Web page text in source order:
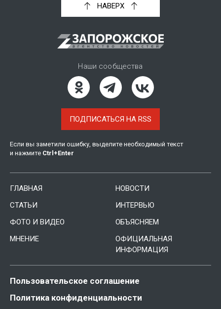
НАВЕРХ
Наши сообщества
ПОДПИСАТЬСЯ НА RSS
Если вы заметили ошибку, выделите необходимый текст
и нажмите Ctrl +Enter
ГЛАВНАЯ
НОВОСТИ
СТАТЬИ
ИНТЕРВЬЮ
ФОТО И ВИДЕО
ОБЪЯСНЯЕМ
МНЕНИЕ
ОФИЦИАЛЬНАЯ
ИНФОРМАЦИЯ
Пользовательское соглашение
Политика конфиденциальности